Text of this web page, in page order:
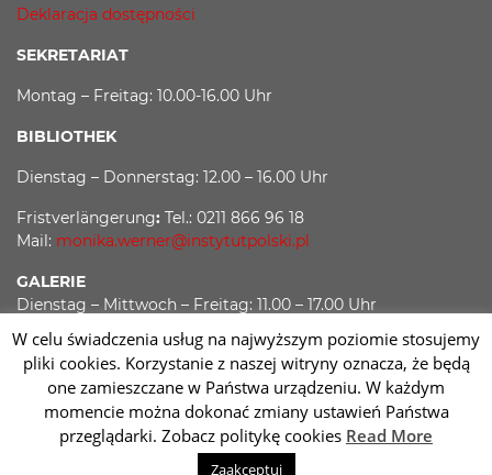
Deklaracja dostępności
SEKRETARIAT
Montag – Freitag: 10.00-16.00 Uhr
BIBLIOTHEK
Dienstag – Donnerstag: 12.00 – 16.00 Uhr
Fristverlängerung: Tel.: 0211 866 96 18
Mail: monika.werner@instytutpolski.pl
GALERIE
Dienstag – Mittwoch – Freitag: 11.00 – 17.00 Uhr
Donnerstag: 11.00 – 19.00 Uhr
Facebook
Twitter
Youtube
Instagram
W celu świadczenia usług na najwyższym poziomie stosujemy
pliki cookies. Korzystanie z naszej witryny oznacza, że będą
one zamieszczane w Państwa urządzeniu. W każdym
momencie można dokonać zmiany ustawień Państwa
przeglądarki. Zobacz politykę cookies Read More
Zaakceptuj